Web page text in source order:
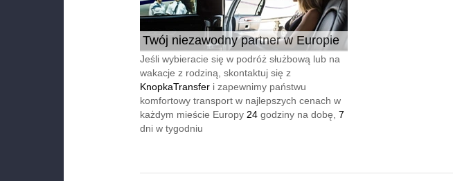
Twój niezawodny partner w Europie
24/7
Jeśli wybieracie się w podróż służbową lub na
wakacje z rodziną, skontaktuj się z
KnopkaTransfer i zapewnimy państwu
komfortowy transport w najlepszych cenach w
każdym mieście Europy 24 godziny na dobę, 7
dni w tygodniu